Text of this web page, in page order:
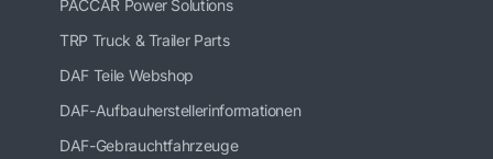
PACCAR Power Solutions
TRP Truck & Trailer Parts
DAF Teile Webshop
DAF-Aufbauherstellerinformationen
DAF-Gebrauchtfahrzeuge